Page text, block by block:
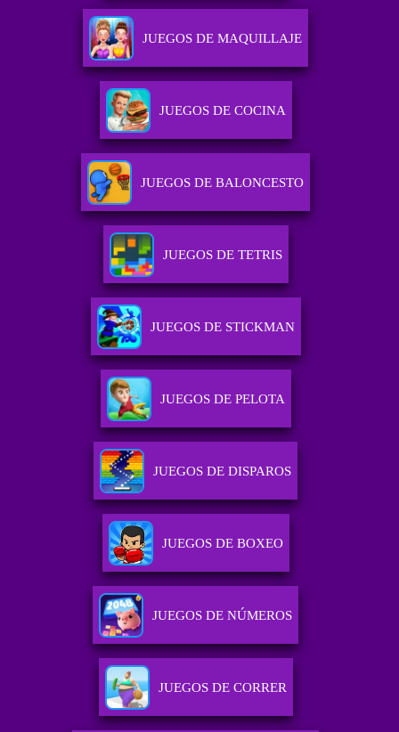
JUEGOS DE MAQUILLAJE
JUEGOS DE COCINA
JUEGOS DE BALONCESTO
JUEGOS DE TETRIS
JUEGOS DE STICKMAN
JUEGOS DE PELOTA
JUEGOS DE DISPAROS
JUEGOS DE BOXEO
JUEGOS DE NÚMEROS
JUEGOS DE CORRER